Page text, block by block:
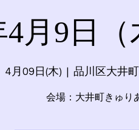
4月9日
4月09日(木)
  |
品川区大井
会場：大井町きゅり